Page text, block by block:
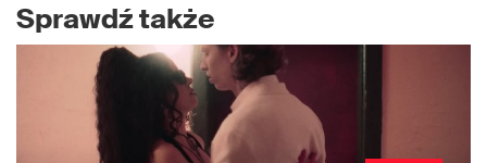
Sprawdź także